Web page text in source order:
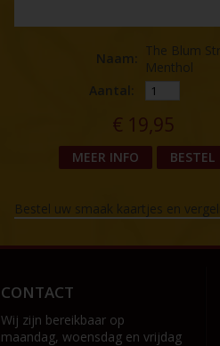
Naam: The Blum
Menthol
Aantal:
€ 19,95
MEER INFO BESTEL
Bestel uw smaak kaartjes en
CONTACT
Wij zijn bereikbaar op
maandag, woensdag en vrijdag